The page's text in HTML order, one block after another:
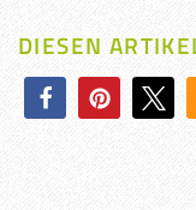
DIESEN